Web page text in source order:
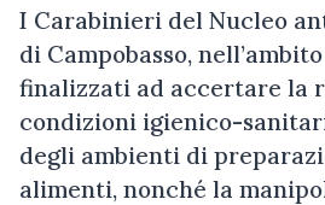
I Carabinieri del Nucleo
di Campobasso,
finalizzati ad accertare la
condizioni igienico-
degli ambienti di
alimenti, nonché la